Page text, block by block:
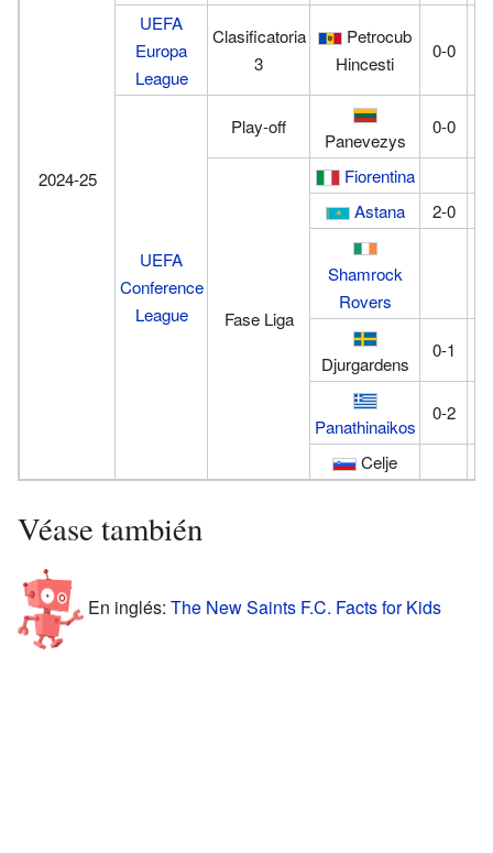
2024-25
UEFA
Europa
League
Clasificatoria
3
Petrocub
Hincesti
0-0
UEFA
Conference
League
Play-off
Panevezys
0-0
Fase Liga
Fiorentina
Astana
2-0
Shamrock
Rovers
Djurgardens
0-1
Panathinaikos
0-2
Celje
Véase también
En inglés: The New Saints F.C. Facts for Kids